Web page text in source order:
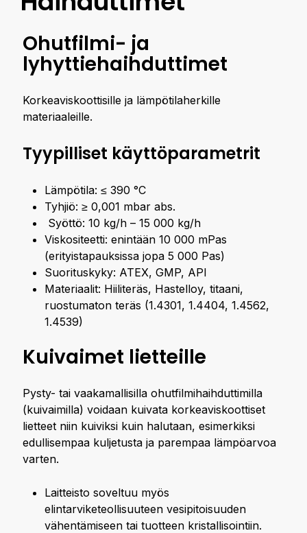
Ohutfilmi- ja
lyhyttiehaihduttimet
Korkeaviskoottisille ja lämpötilaherkille
materiaaleille.
Tyypilliset käyttöparametrit
Lämpötila: ≤ 390 °C
Tyhjiö: ≥ 0,001 mbar abs.
Syöttö: 10 kg/h – 15 000 kg/h
Viskositeetti: enintään 10 000 mPas
(erityistapauksissa jopa 5 000 Pas)
Suorituskyky: ATEX, GMP, API
Materiaalit: Hiiliteräs, Hastelloy, titaani,
ruostumaton teräs (1.4301, 1.4404, 1.4562,
1.4539)
Kuivaimet lietteille
Pysty- tai vaakamallisilla ohutfilmihaihduttimilla
(kuivaimilla) voidaan kuivata korkeaviskoottiset
lietteet niin kuiviksi kuin halutaan, esimerkiksi
edullisempaa kuljetusta ja parempaa lämpöarvoa
varten.
Laitteisto soveltuu myös
elintarviketeollisuuteen vesipitoisuuden
vähentämiseen tai tuotteen kristallisointiin.